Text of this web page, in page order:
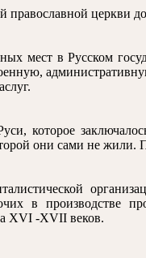
церкви
мест в Русском
которое
они сами не жили.
в производстве
XVI -XVII веков.